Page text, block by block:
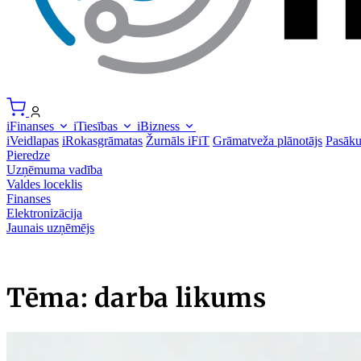
iFinanses iTiesības
iBizness
iVeidlapas iRokasgrāmatas Žurnāls iFiT Grāmatveža plānotājs
Pieredze
Uzņēmuma vadība
Valdes loceklis
Finanses
Elektronizācija
Jaunais uzņēmējs
Tēma: darba likums